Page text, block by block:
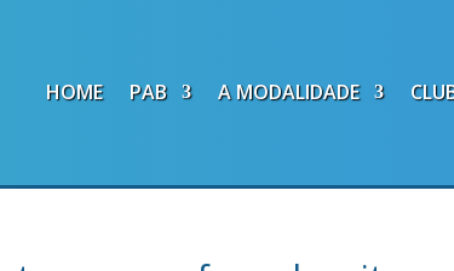
HOME PAB A MODALIDADE